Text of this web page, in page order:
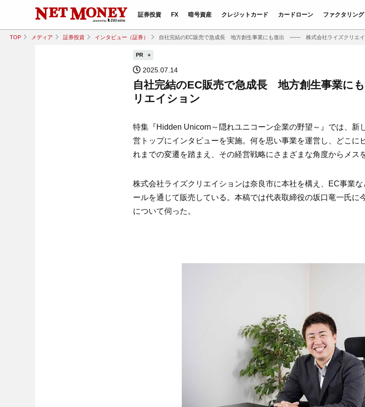
証券投資 FX 暗号資産 クレジットカード カードローン ファクタリング
TOP メディア 証券投資 インタビュー（証券） 自社完結のEC販売で急成長 地方創生事業にも進出 ―― 株式会社ライズクリエイ
PR
2025.07.14
自社完結のEC販売で急成長 地方創生事業
リエイション
特集『Hidden Unicorn～隠れユニコーン企業の野望～』では、新
営トップにインタビューを実施。何を思い事業を運営し、どこに
れまでの変遷を踏まえ、その経営戦略にさまざまな角度からメス
株式会社ライズクリエイションは奈良市に本社を構え、EC事業
ールを通じて販売している。本稿では代表取締役の坂口竜一氏
について伺った。